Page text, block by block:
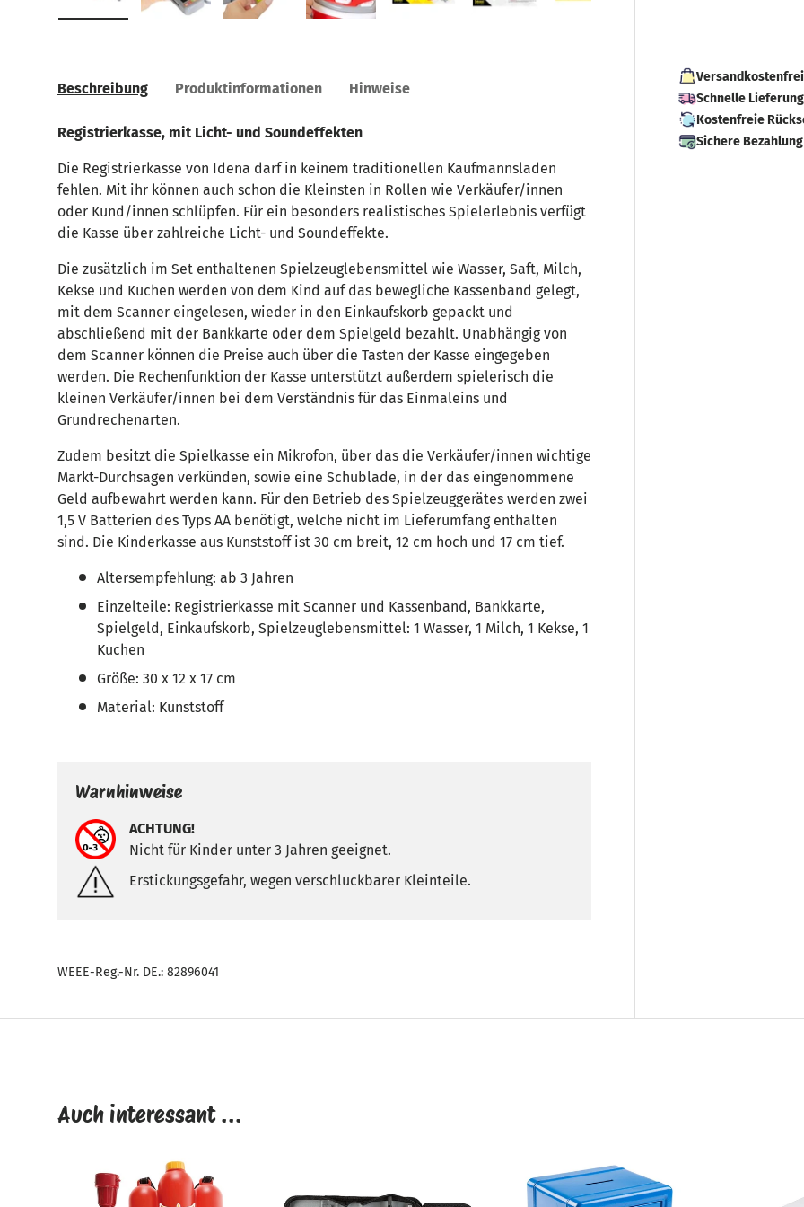
Schnelle Lieferung
Kostenfreie
Sichere Bezahlung
Beschreibung Produktinformationen Hinweise
Registrierkasse, mit Licht- und Soundeffekten
Die Registrierkasse von Idena darf in keinem traditionellen Kaufmannsladen
fehlen. Mit ihr können auch schon die Kleinsten in Rollen wie Verkäufer/innen
oder Kund/innen schlüpfen. Für ein besonders realistisches Spielerlebnis verfügt
die Kasse über zahlreiche Licht- und Soundeffekte.
Die zusätzlich im Set enthaltenen Spielzeuglebensmittel wie Wasser, Saft, Milch,
Kekse und Kuchen werden von dem Kind auf das bewegliche Kassenband gelegt,
mit dem Scanner eingelesen, wieder in den Einkaufskorb gepackt und
abschließend mit der Bankkarte oder dem Spielgeld bezahlt. Unabhängig von
dem Scanner können die Preise auch über die Tasten der Kasse eingegeben
werden. Die Rechenfunktion der Kasse unterstützt außerdem spielerisch die
kleinen Verkäufer/innen bei dem Verständnis für das Einmaleins und
Grundrechenarten.
Zudem besitzt die Spielkasse ein Mikrofon, über das die Verkäufer/innen wichtige
Markt-Durchsagen verkünden, sowie eine Schublade, in der das eingenommene
Geld aufbewahrt werden kann. Für den Betrieb des Spielzeuggerätes werden zwei
1,5 V Batterien des Typs AA benötigt, welche nicht im Lieferumfang enthalten
sind. Die Kinderkasse aus Kunststoff ist 30 cm breit, 12 cm hoch und 17 cm tief.
Altersempfehlung: ab 3 Jahren
Einzelteile: Registrierkasse mit Scanner und Kassenband, Bankkarte,
Spielgeld, Einkaufskorb, Spielzeuglebensmittel: 1 Wasser, 1 Milch, 1 Kekse, 1
Kuchen
Größe: 30 x 12 x 17 cm
Material: Kunststoff
Warnhinweise
ACHTUNG!
Nicht für Kinder unter 3 Jahren geeignet.
Erstickungsgefahr, wegen verschluckbarer Kleinteile.
WEEE-Reg.-Nr. DE.: 82896041
Auch interessant ...